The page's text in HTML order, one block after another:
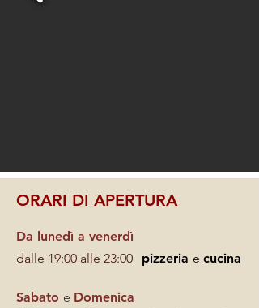
ORARI DI APERTURA
Da lunedì a venerdì
dalle 19:00 alle 23:00
pizzeria e cucina
Sabato e Domenica